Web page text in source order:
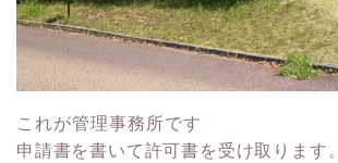
これが管理事務所です
申請書を書いて許可書を受け取ります。